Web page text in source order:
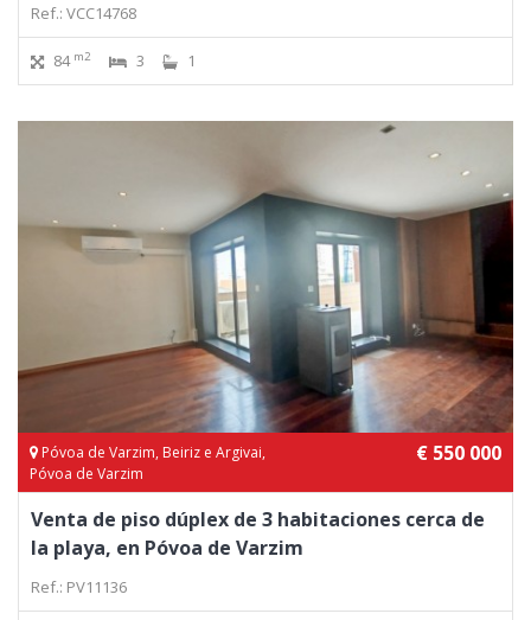
Ref.: VCC14768
84 m2 3 1
Póvoa de Varzim, Beiriz e Argivai,
Póvoa de Varzim
€ 550 000
Venta de piso dúplex de 3 habitaciones cerca de
la playa, en Póvoa de Varzim
Ref.: PV11136